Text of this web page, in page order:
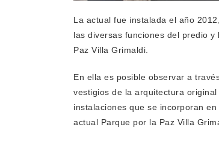
La actual fue instalada el año
las diversas funciones del predio
Paz Villa Grimaldi.
En ella es posible observar a
vestigios de la arquitectura
instalaciones que se incorporan
actual Parque por la Paz Villa